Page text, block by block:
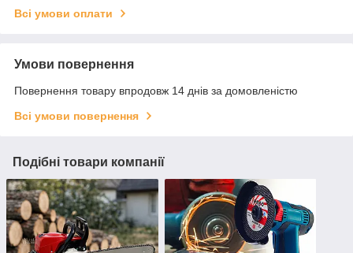
Всі умови оплати
Умови повернення
Повернення товару впродовж 14 днів за домовленістю
Всі умови повернення
Подібні товари компанії